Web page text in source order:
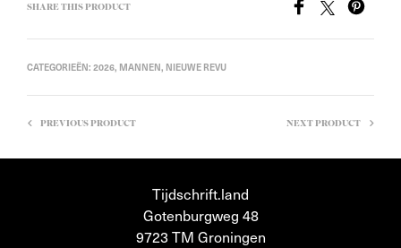
SHARE THIS PRODUCT
CATEGORIEËN: 2026, MANNEN, NIEUWE REVU
PREVIOUS PRODUCT NEXT PRODUCT
Tijdschrift.land
Gotenburgweg 48
9723 TM Groningen